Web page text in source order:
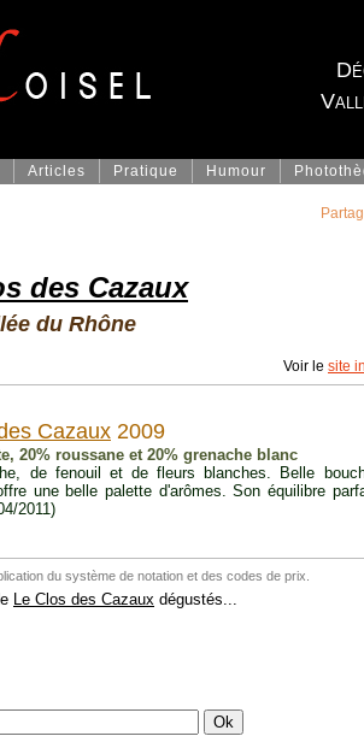
Articles Pratique Humour
des Cazaux
du Rhône
Voir le site
Cazaux 2009
20% roussane et 20% grenache blanc
de fenouil et de fleurs blanches. Belle
une belle palette d'arômes. Son équilibre
2011)
du système de notation et des codes de prix.
Le Clos des Cazaux dégustés...